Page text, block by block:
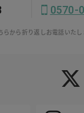
0570-
から折り返しお電話いたし